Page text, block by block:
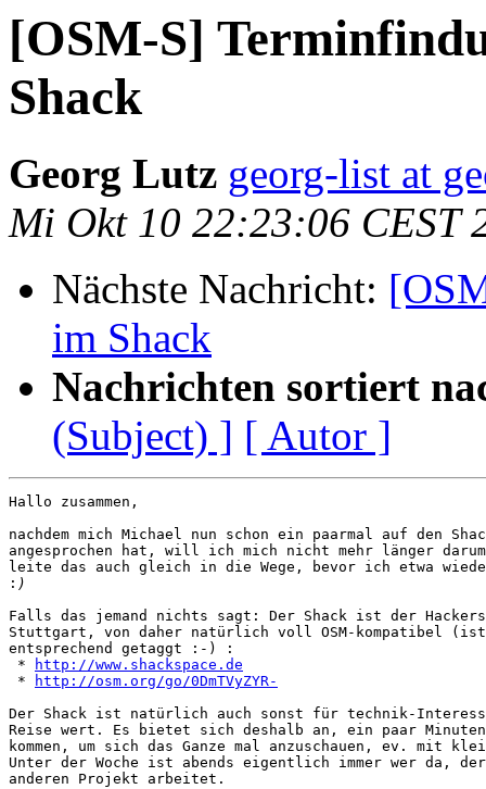
[OSM-S]
Shack
Georg Lutz georg-list at
Mi Okt 10 22:23:06 CEST
Nächste Nachricht:
im Shack
Nachrichten sortiert
(Subject) ] [ Autor ]
Hallo zusammen,
nachdem mich Michael nun schon ein paarmal auf den
angesprochen hat, will ich mich nicht mehr länger
leite das auch gleich in die Wege, bevor ich etwa
:
Falls das jemand nichts sagt: Der Shack ist der
Stuttgart, von daher natürlich voll OSM-kompatibel (ist
entsprechend getaggt :-) :
*
http://www.shackspace.de
*
http://osm.org/go/0DmTVyZYR-
Der Shack ist natürlich auch sonst für technik-
Reise wert. Es bietet sich deshalb an, ein paar
kommen, um sich das Ganze mal anzuschauen, ev. mit
Unter der Woche ist abends eigentlich immer wer da,
anderen Projekt arbeitet.